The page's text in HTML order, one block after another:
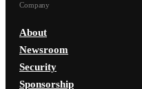
Company
About
Newsroom
Security
Sponsorship